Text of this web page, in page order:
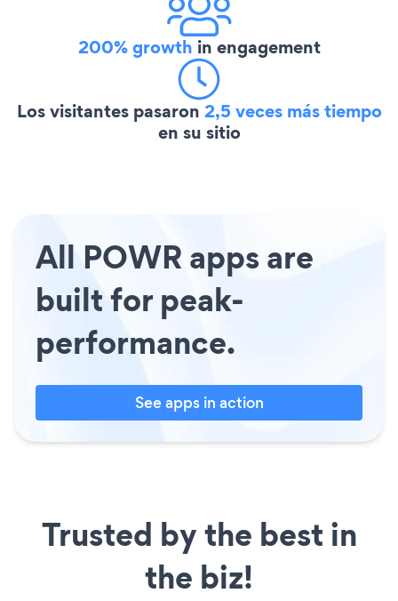
200% growth in engagement
Los visitantes pasaron 2,5 veces más tiempo
en su sitio
All POWR apps are
built for peak-
performance.
See apps in action
Trusted by the best in
the biz!